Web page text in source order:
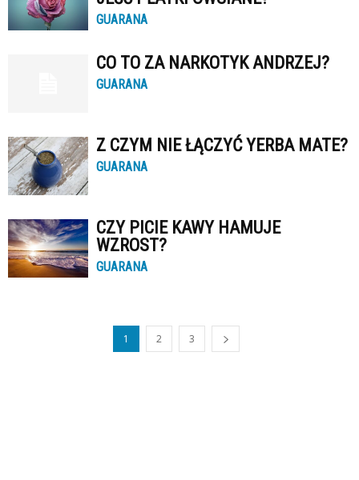
GUARANA
CO TO ZA NARKOTYK ANDRZEJ?
GUARANA
Z CZYM NIE ŁĄCZYĆ YERBA MATE?
GUARANA
CZY PICIE KAWY HAMUJE
WZROST?
GUARANA
1 2 3